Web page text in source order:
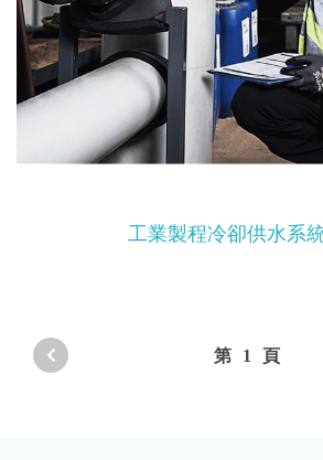
工業製程冷卻供水系
第 1 頁